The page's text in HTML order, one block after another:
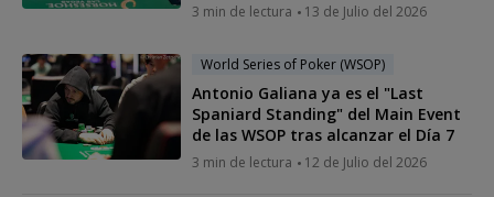
3 min de lectura 13 de Julio del 2026
World Series of Poker (WSOP)
Antonio Galiana ya es el "Last
Spaniard Standing" del Main Event
de las WSOP tras alcanzar el Día 7
3 min de lectura 12 de Julio del 2026